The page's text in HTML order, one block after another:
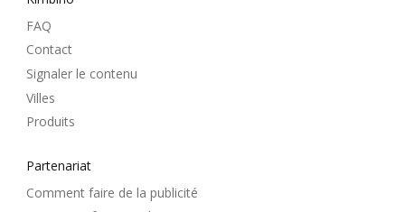
FAQ
Contact
Signaler le contenu
Villes
Produits
Partenariat
Comment faire de la publicité